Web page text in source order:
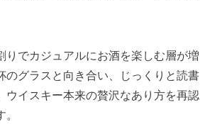
りでカジュアルにお酒を楽しむ層が増
のグラスと向き合い、じっくりと読書
ウイスキー本来の贅沢なあり方を再認